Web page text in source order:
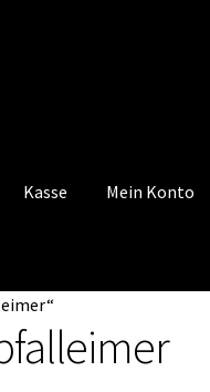
Kasse Mein Konto